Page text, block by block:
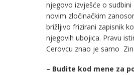
njegovo izvješće o
novim zločinačkim
brižljivo frizirani zapisnik
njegovih ubojica. Pravu
Cerovcu znao je samo
– Budite kod mene za